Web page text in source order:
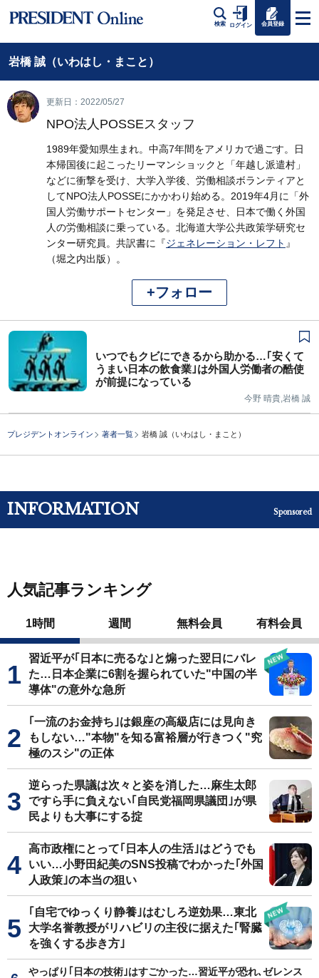
検索 ログイン 会員登録
岩橋 誠（いわはし・まこと）
更新日：2022/05/27
NPO法人POSSEスタッフ
1989年愛知県生まれ。中高7年間をアメリカで過ごす。日
本帰国後に起こったリーマンショックと「年越し派遣村」
などに衝撃を受け、大学入学後、労働相談ボランティアと
してNPO法人POSSEにかかわり始める。2019年4月に「外
国人労働サポートセンター」を発足させ、日本で働く外国
人の労働相談に乗っている。北海道大学公共政策学研究セ
ンター研究員。共訳書に『ジェネレーション・レフト 』
（堀之内出版）。
+フォロー
いつでもクビにできるから助かる…｢安くて
うまい日本の飲食業｣は外国人労働者の酷使
が前提になっている
今野 晴貴,岩橋 誠
プレジデントオンライン 著者一覧 岩橋 誠（いわはし・まこと）
INFORMATION Sponsored
人気記事ランキング
1時間 週間 無料会員 有料会員
習近平が｢日本に売るな｣と煽った翌日にバレ
た…日本企業に6割を握られていた"中国の半
導体"の意外な急所
｢一流のお金持ち｣は銀座の高級店には見向き
もしない…"本物"を知る富裕層が行きつく"究
極のスシ"の正体
逆らった県議は次々と姿を消した…麻生太郎
ですら手に負えない｢自民党福岡県議団｣が県
民よりも大事にする掟
高市政権にとって｢日本人の生活｣はどうでも
いい…小野田紀美のSNS投稿でわかった｢外国
人政策｣の本当の狙い
｢自宅でゆっくり静養｣はむしろ逆効果…東北
大学名誉教授がリハビリの主役に据えた｢腎臓
を強くする歩き方｣
やっぱり｢日本の技術｣はすごかった…習近平が恐れ､ゼレンス